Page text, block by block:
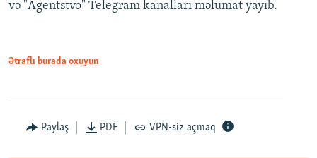
və "Agentstvo" Telegram kanalları məlumat yayıb.
Ətraflı burada oxuyun
Paylaş PDF VPN-siz açmaq